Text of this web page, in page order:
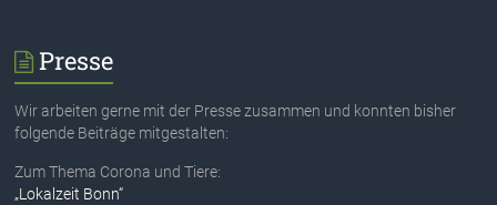
Presse
Wir arbeiten gerne mit der Presse zusammen und konnten bisher
folgende Beiträge mitgestalten:
Zum Thema Corona und Tiere:
„Lokalzeit Bonn“